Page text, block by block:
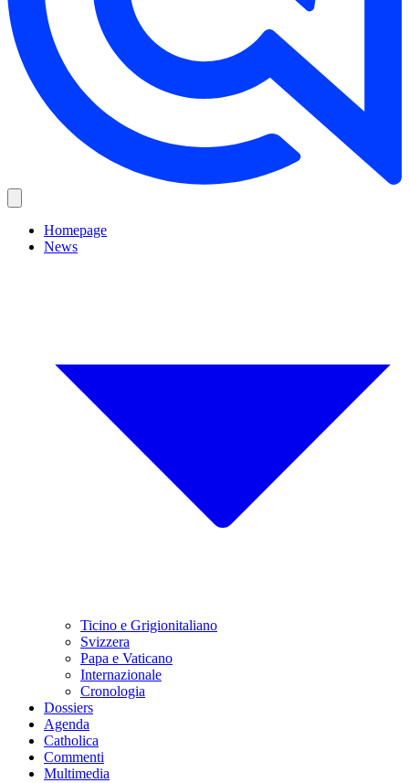
Homepage
News
Ticino e Grigionitaliano
Svizzera
Papa e Vaticano
Internazionale
Cronologia
Dossiers
Agenda
Catholica
Commenti
Multimedia